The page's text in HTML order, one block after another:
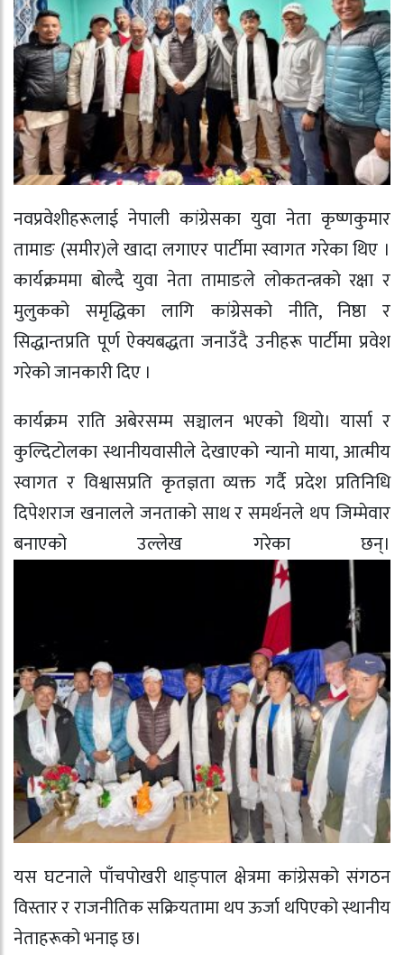
नवप्रवेशीहरूलाई नेपाली कांग्रेसका युवा नेता कृष्णकुमार
तामाङ (समीर)ले खादा लगाएर पार्टीमा स्वागत गरेका थिए ।
कार्यक्रममा बोल्दै युवा नेता तामाङले लोकतन्त्रको रक्षा र
मुलुकको समृद्धिका लागि कांग्रेसको नीति, निष्ठा र
सिद्धान्तप्रति पूर्ण ऐक्यबद्धता जनाउँदै उनीहरू पार्टीमा प्रवेश
गरेको जानकारी दिए ।
कार्यक्रम राति अबेरसम्म सञ्चालन भएको थियो। यार्सा र
कुल्दिटोलका स्थानीयवासीले देखाएको न्यानो माया, आत्मीय
स्वागत र विश्वासप्रति कृतज्ञता व्यक्त गर्दै प्रदेश प्रतिनिधि
दिपेशराज खनालले जनताको साथ र समर्थनले थप जिम्मेवार
बनाएको उल्लेख गरेका छन्।
यस घटनाले पाँचपोखरी थाङ्पाल क्षेत्रमा कांग्रेसको संगठन
विस्तार र राजनीतिक सक्रियतामा थप ऊर्जा थपिएको स्थानीय
नेताहरूको भनाइ छ।